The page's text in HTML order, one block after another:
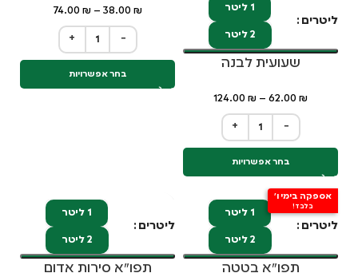
ליטרים
1 ליטר
2 ליטר
שעועית לבנה
62.00 ₪
–
124.00 ₪
+ −
בחר אפשרויות
38.00 ₪
–
74.00 ₪
+ −
בחר אפשרויות
אספקה בימי ו'
בלבד!
ליטרים
1 ליטר
2 ליטר
תפו"א בטטה
ליטרים
1 ליטר
2 ליטר
תפו"א סירות אדום